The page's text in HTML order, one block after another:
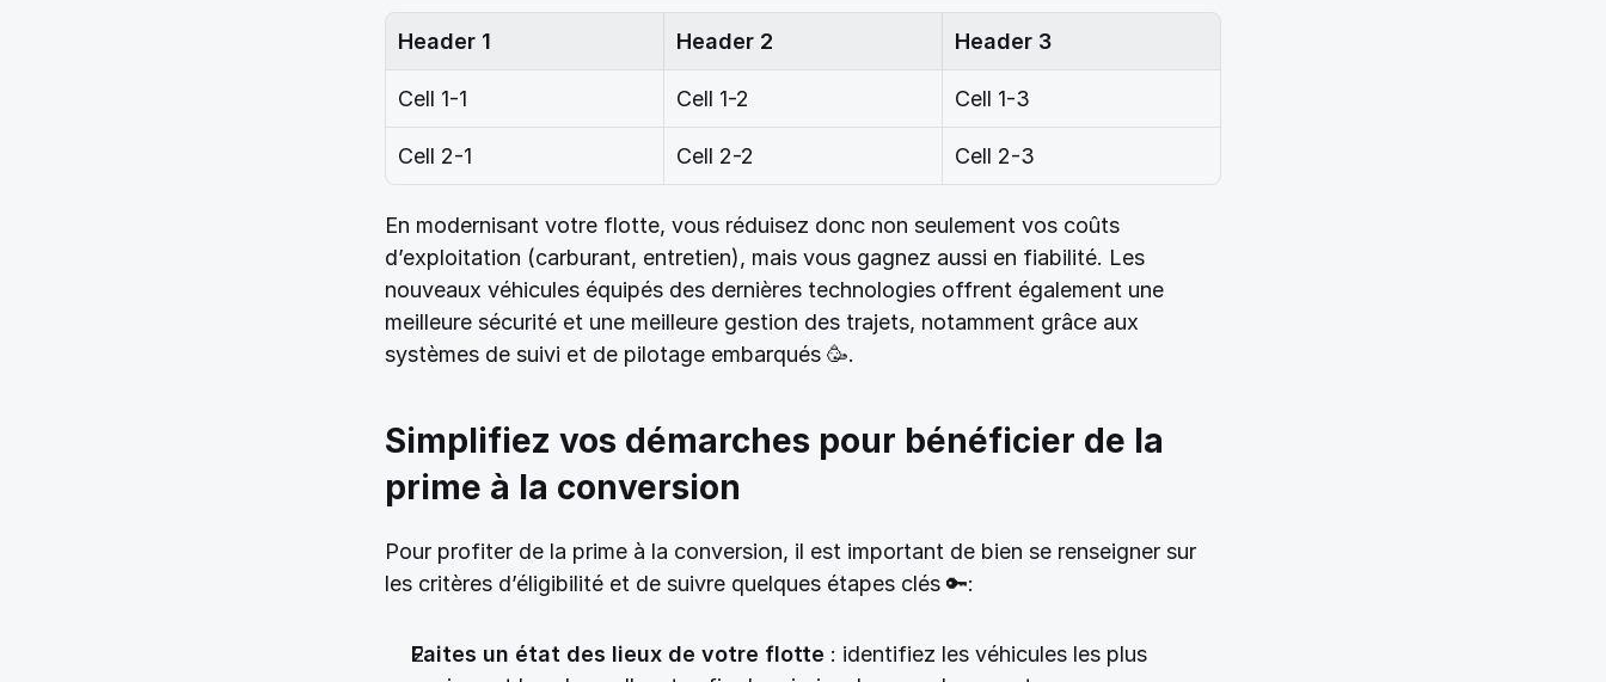
Header 1 Header 2 Header 3
Cell 1-1 Cell 1-2 Cell 1-3
Cell 2-1 Cell 2-2 Cell 2-3
En modernisant votre flotte, vous réduisez donc non seulement vos coûts
d’exploitation (carburant, entretien), mais vous gagnez aussi en fiabilité. Les
nouveaux véhicules équipés des dernières technologies offrent également une
meilleure sécurité et une meilleure gestion des trajets, notamment grâce aux
systèmes de suivi et de pilotage embarqués 🥳.
Simplifiez vos démarches pour bénéficier de la
prime à la conversion
Pour profiter de la prime à la conversion, il est important de bien se renseigner sur
les critères d’éligibilité et de suivre quelques étapes clés 🔑:
Faites un état des lieux de votre flotte : identifiez les véhicules les plus